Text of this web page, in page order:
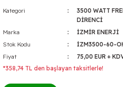
Kategori 3500 WATT
DİRENCİ
Marka
İZMİR ENERJİ
Stok Kodu
İZM3500-60-
Fiyat
75,00 EUR +
*358,74 TL den başlayan taksitlerle!